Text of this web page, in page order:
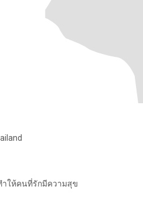
ให้คนที่รักมีความสุข